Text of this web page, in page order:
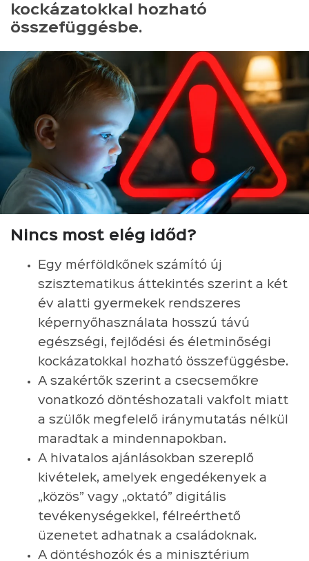
kockázatokkal hozható
összefüggésbe.
Nincs most elég időd?
Egy mérföldkőnek számító új
szisztematikus áttekintés szerint a két
év alatti gyermekek rendszeres
képernyőhasználata hosszú távú
egészségi, fejlődési és életminőségi
kockázatokkal hozható összefüggésbe.
A szakértők szerint a csecsemőkre
vonatkozó döntéshozatali vakfolt miatt
a szülők megfelelő iránymutatás nélkül
maradtak a mindennapokban.
A hivatalos ajánlásokban szereplő
kivételek, amelyek engedékenyek a
„közös” vagy „oktató” digitális
tevékenységekkel, félreérthető
üzenetet adhatnak a családoknak.
A döntéshozók és a minisztérium